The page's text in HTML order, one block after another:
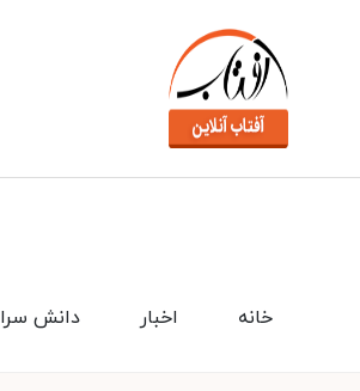
دانش سرا اخبار خانه